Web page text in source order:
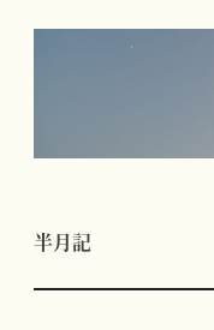
ス
半月記